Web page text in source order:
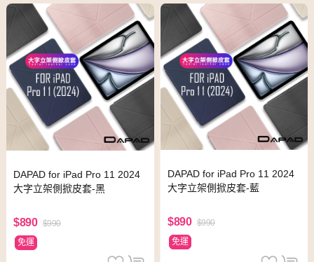
DAPAD for iPad Pro 11 2024
大字立架側掀皮套-黑
$890 $990
免運
DAPAD for iPad Pro 11 2024
大字立架側掀皮套-藍
$890 $990
免運